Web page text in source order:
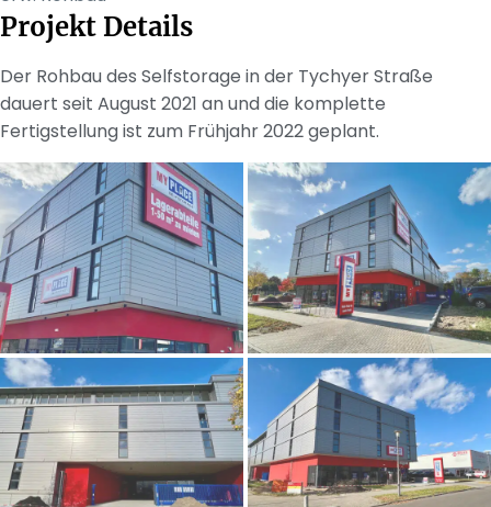
Projekt Details
Der Rohbau des Selfstorage in der Tychyer Straße
dauert seit August 2021 an und die komplette
Fertigstellung ist zum Frühjahr 2022 geplant.